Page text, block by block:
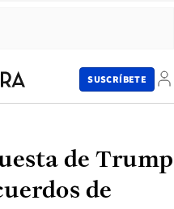
SUSCRÍBETE
de Trump
de